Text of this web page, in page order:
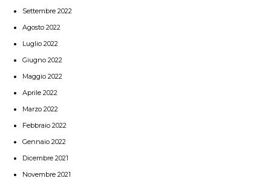
Settembre 2022
Agosto 2022
Luglio 2022
Giugno 2022
Maggio 2022
Aprile 2022
Marzo 2022
Febbraio 2022
Gennaio 2022
Dicembre 2021
Novembre 2021